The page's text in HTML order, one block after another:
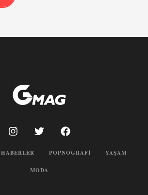
HABERLER POPNOGRAFI YAŞAM
MODA